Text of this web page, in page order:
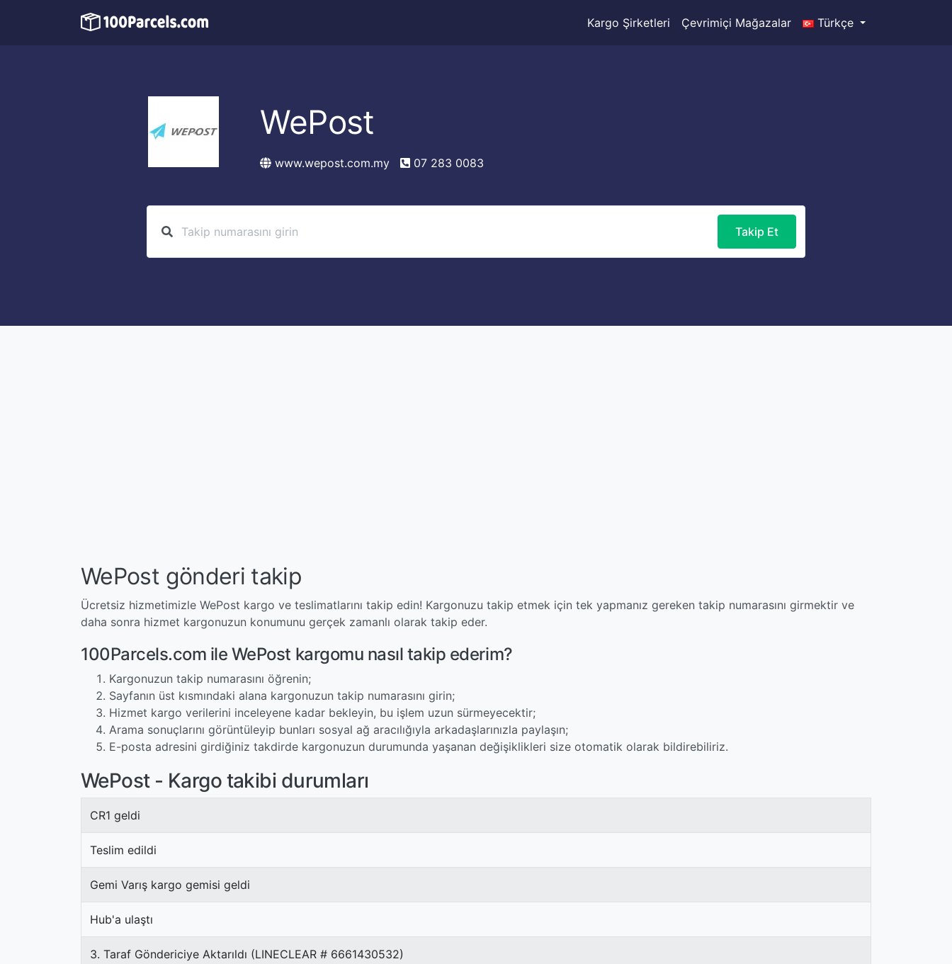
Kargo Şirketleri Çevrimiçi Mağazalar Türkçe
WePost
www.wepost.com.my 07 283 0083
Takip Et
WePost gönderi takip
Ücretsiz hizmetimizle WePost kargo ve teslimatlarını takip edin! Kargonuzu takip etmek için tek yapmanız gereken takip numarasını girmektir ve
daha sonra hizmet kargonuzun konumunu gerçek zamanlı olarak takip eder.
100Parcels.com ile WePost kargomu nasıl takip ederim?
Kargonuzun takip numarasını öğrenin;
Sayfanın üst kısmındaki alana kargonuzun takip numarasını girin;
Hizmet kargo verilerini inceleyene kadar bekleyin, bu işlem uzun sürmeyecektir;
Arama sonuçlarını görüntüleyip bunları sosyal ağ aracılığıyla arkadaşlarınızla paylaşın;
E-posta adresini girdiğiniz takdirde kargonuzun durumunda yaşanan değişiklikleri size otomatik olarak bildirebiliriz.
WePost - Kargo takibi durumları
CR1 geldi
Teslim edildi
Gemi Varış kargo gemisi geldi
Hub'a ulaştı
3. Taraf Göndericiye Aktarıldı (LINECLEAR # 6661430532)